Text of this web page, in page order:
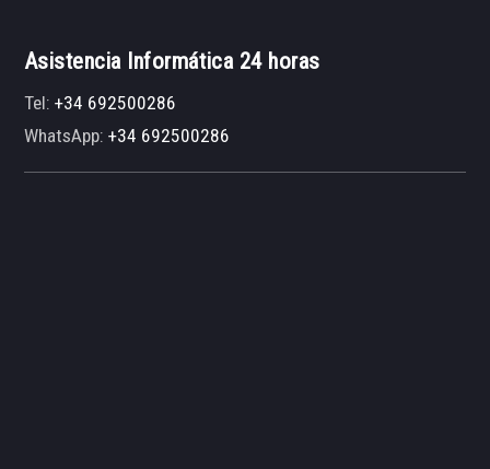
Asistencia Informática 24 horas
Tel:+34 692500286
WhatsApp:+34 692500286